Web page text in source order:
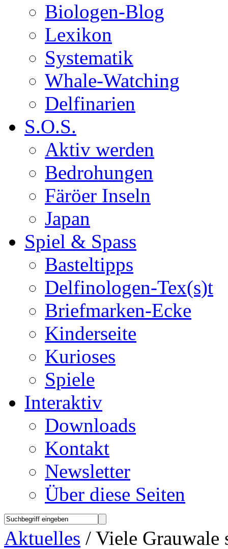
Biologen-Blog
Lexikon
Systematik
Whale-Watching
Delfinarien
S.O.S.
Aktiv werden
Bedrohungen
Färöer Inseln
Japan
Spiel & Spass
Basteltipps
Delfinologen-Tex(s)t
Briefmarken-Ecke
Kinderseite
Kurioses
Spiele
Interaktiv
Downloads
Kontakt
Newsletter
Über diese Seiten
Aktuelles / Viele Grauwale